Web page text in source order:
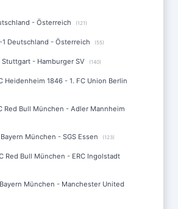
- Österreich (121)
Deutschland - Österreich (55)
- Hamburger SV (140)
Heidenheim 1846 - 1. FC Union Berlin
Red Bull München - Adler Mannheim
München - SGS Essen (123)
Red Bull München - ERC Ingolstadt
München - Manchester United